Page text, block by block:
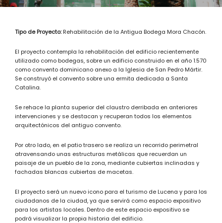
Tipo de Proyecto:Rehabilitación de la Antigua Bodega Mora Chacón.
El proyecto contempla la rehabilitación del edificio recientemente
utilizado como bodegas, sobre un edificio construido en el año 1.570
como convento dominicano anexo a la Iglesia de San Pedro Mártir.
Se construyó el convento sobre una ermita dedicada a Santa
Catalina.
Se rehace la planta superior del claustro derribada en anteriores
intervenciones y se destacan y recuperan todos los elementos
arquitectónicos del antiguo convento.
Por otro lado, en el patio trasero se realiza un recorrido perimetral
atravensando unas estructuras metálicas que recuerdan un
paisaje de un pueblo de la zona, mediante cubiertas inclinadas y
fachadas blancas cubiertas de macetas.
El proyecto será un nuevo icono para el turismo de Lucena y para los
ciudadanos de la ciudad, ya que servirá como espacio expositivo
para los artistas locales. Dentro de este espacio expositivo se
podrá visualizar la propia historia del edificio.